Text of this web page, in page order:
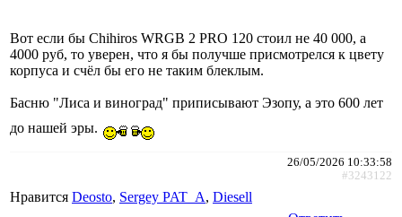
Вот если бы Chihiros WRGB 2 PRO 120 стоил не 40 000, а
4000 руб, то уверен, что я бы получше присмотрелся к цвету
корпуса и счёл бы его не таким блеклым.
Басню "Лиса и виноград" приписывают Эзопу, а это 600 лет
до нашей эры.
26/05/2026 10:33:58
#3243122
Нравится Deosto, Sergey PAT_A, Diesell